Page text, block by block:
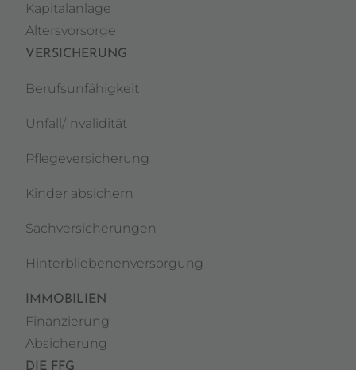
Kapitalanlage
Altersvorsorge
VERSICHERUNG
Berufsunfähigkeit
Unfall/Invalidität
Pflegeversicherung
Kinder absichern
Sachversicherungen
Hinterbliebenenversorgung
IMMOBILIEN
Finanzierung
Absicherung
DIE FFG